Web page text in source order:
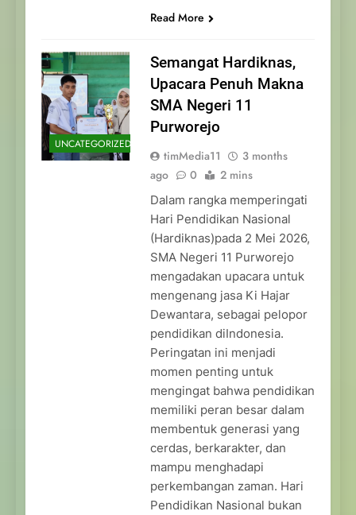
Read More
UNCATEGORIZED
Semangat Hardiknas,
Upacara Penuh Makna
SMA Negeri 11
Purworejo
timMedia11
3 months
ago
0 2 mins
Dalam rangka memperingati
Hari Pendidikan Nasional
(Hardiknas)pada 2 Mei 2026,
SMA Negeri 11 Purworejo
mengadakan upacara untuk
mengenang jasa Ki Hajar
Dewantara, sebagai pelopor
pendidikan diIndonesia.
Peringatan ini menjadi
momen penting untuk
mengingat bahwa pendidikan
memiliki peran besar dalam
membentuk generasi yang
cerdas, berkarakter, dan
mampu menghadapi
perkembangan zaman. Hari
Pendidikan Nasional bukan